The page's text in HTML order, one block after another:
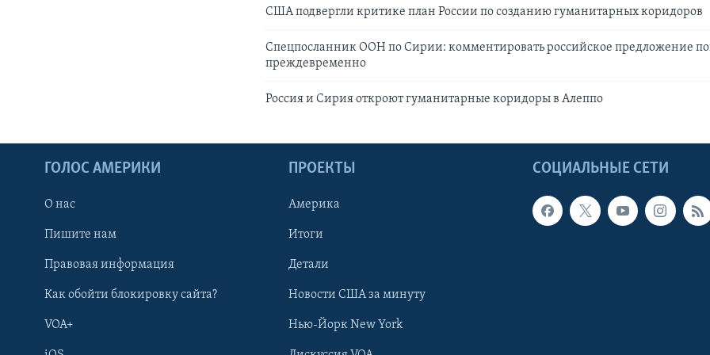
США подвергли критике план России по созданию гуманитарных коридоров
Спецпосланник ООН по Сирии: комментировать российское предложение
преждевременно
Россия и Сирия откроют гуманитарные коридоры в Алеппо
СОЦИАЛЬНЫЕ СЕТИ
ГОЛОС АМЕРИКИ
О нас
Пишите нам
Правовая информация
Как обойти блокировку сайта?
VOA+
ПРОЕКТЫ
Америка
Итоги
Детали
Новости США за минуту
Нью-Йорк New York